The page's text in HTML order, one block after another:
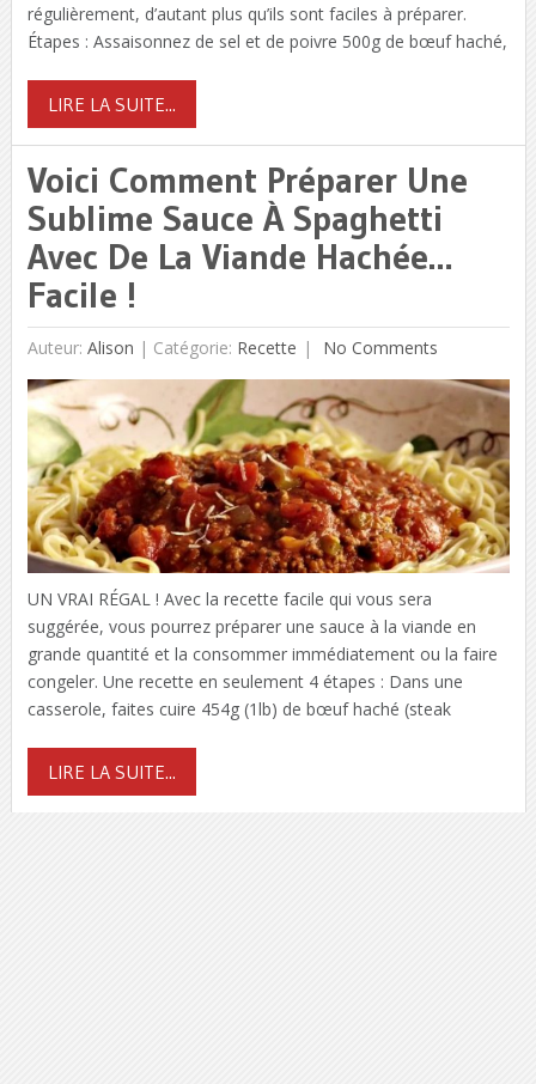
régulièrement, d’autant plus qu’ils sont faciles à préparer.
Étapes : Assaisonnez de sel et de poivre 500g de bœuf haché,
LIRE LA SUITE...
Voici Comment Préparer Une
Sublime Sauce À Spaghetti
Avec De La Viande Hachée…
Facile !
Auteur: Alison | Catégorie: Recette No Comments
UN VRAI RÉGAL ! Avec la recette facile qui vous sera
suggérée, vous pourrez préparer une sauce à la viande en
grande quantité et la consommer immédiatement ou la faire
congeler. Une recette en seulement 4 étapes : Dans une
casserole, faites cuire 454g (1lb) de bœuf haché (steak
LIRE LA SUITE...